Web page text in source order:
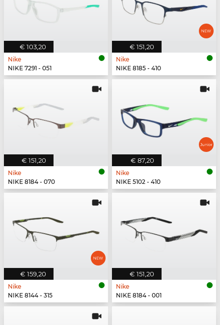
€ 103,20
Nike
NIKE 7291 - 051
€ 151,20
Nike
NIKE 8185 - 410
€ 151,20
Nike
NIKE 8184 - 070
€ 87,20
Nike
NIKE 5102 - 410
€ 159,20
Nike
NIKE 8144 - 315
€ 151,20
Nike
NIKE 8184 - 001